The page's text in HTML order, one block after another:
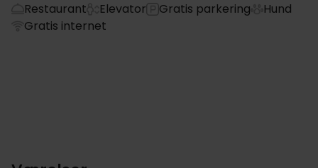
Restaurant Elevator Gratis parkering
Hund
Gratis internet